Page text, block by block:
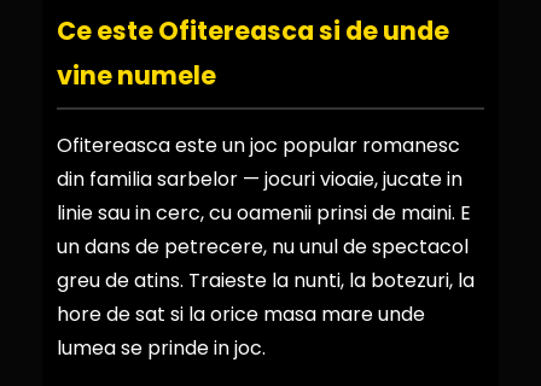
Ce este Ofitereasca si de unde
vine numele
Ofitereasca este un joc popular romanesc
din familia sarbelor — jocuri vioaie, jucate in
linie sau in cerc, cu oamenii prinsi de maini. E
un dans de petrecere, nu unul de spectacol
greu de atins. Traieste la nunti, la botezuri, la
hore de sat si la orice masa mare unde
lumea se prinde in joc.